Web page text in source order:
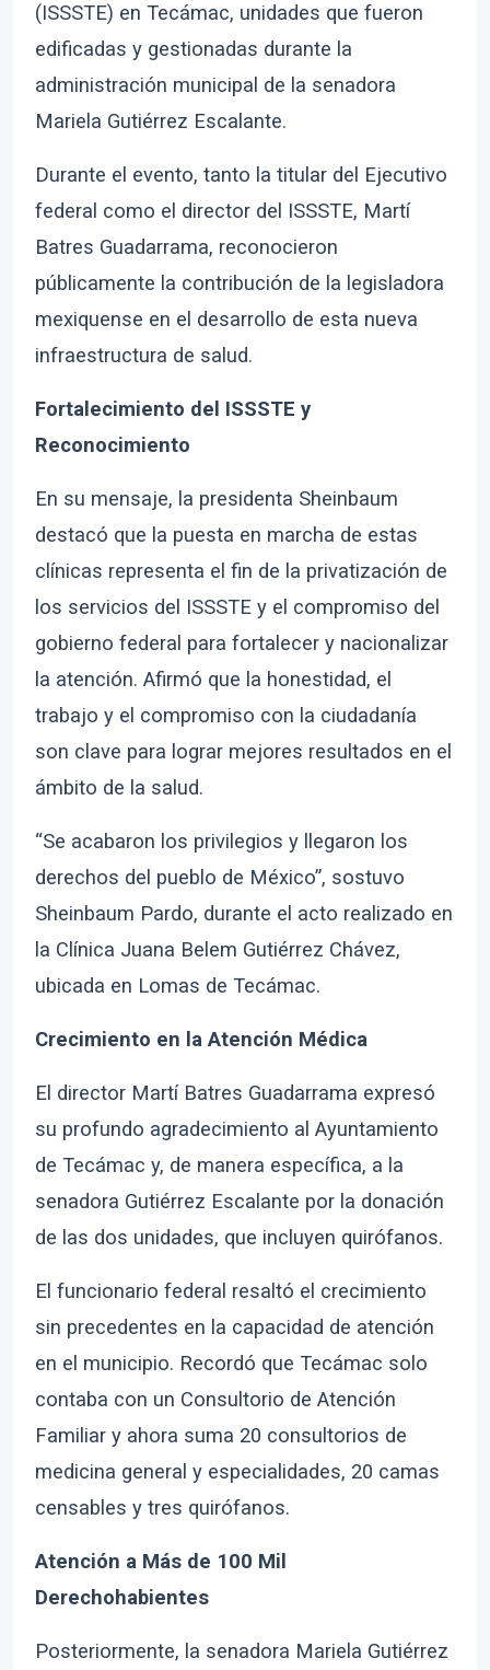
(ISSSTE) en Tecámac, unidades que fueron
edificadas y gestionadas durante la
administración municipal de la senadora
Mariela Gutiérrez Escalante.
Durante el evento, tanto la titular del Ejecutivo
federal como el director del ISSSTE, Martí
Batres Guadarrama, reconocieron
públicamente la contribución de la legisladora
mexiquense en el desarrollo de esta nueva
infraestructura de salud.
Fortalecimiento del ISSSTE y
Reconocimiento
En su mensaje, la presidenta Sheinbaum
destacó que la puesta en marcha de estas
clínicas representa el fin de la privatización de
los servicios del ISSSTE y el compromiso del
gobierno federal para fortalecer y nacionalizar
la atención. Afirmó que la honestidad, el
trabajo y el compromiso con la ciudadanía
son clave para lograr mejores resultados en el
ámbito de la salud.
“Se acabaron los privilegios y llegaron los
derechos del pueblo de México”, sostuvo
Sheinbaum Pardo, durante el acto realizado en
la Clínica Juana Belem Gutiérrez Chávez,
ubicada en Lomas de Tecámac.
Crecimiento en la Atención Médica
El director Martí Batres Guadarrama expresó
su profundo agradecimiento al Ayuntamiento
de Tecámac y, de manera específica, a la
senadora Gutiérrez Escalante por la donación
de las dos unidades, que incluyen quirófanos.
El funcionario federal resaltó el crecimiento
sin precedentes en la capacidad de atención
en el municipio. Recordó que Tecámac solo
contaba con un Consultorio de Atención
Familiar y ahora suma 20 consultorios de
medicina general y especialidades, 20 camas
censables y tres quirófanos.
Atención a Más de 100 Mil
Derechohabientes
Posteriormente, la senadora Mariela Gutiérrez